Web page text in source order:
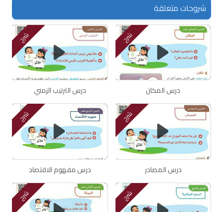
شروحات متعلقة
شرح
درس المكان
شرح
درس الترتيب الزمني
شرح
درس المصادر
شرح
درس مفهوم الاقتصاد
شرح شرح